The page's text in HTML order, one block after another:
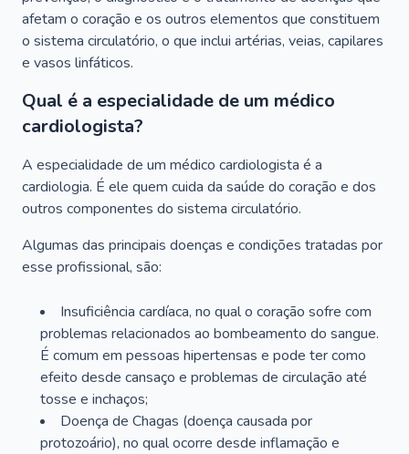
afetam o coração e os outros elementos que constituem
o sistema circulatório, o que inclui artérias, veias, capilares
e vasos linfáticos.
Qual é a especialidade de um médico
cardiologista?
A especialidade de um médico cardiologista é a
cardiologia. É ele quem cuida da saúde do coração e dos
outros componentes do sistema circulatório.
Algumas das principais doenças e condições tratadas por
esse profissional, são:
Insuficiência cardíaca, no qual o coração sofre com
problemas relacionados ao bombeamento do sangue.
É comum em pessoas hipertensas e pode ter como
efeito desde cansaço e problemas de circulação até
tosse e inchaços;
Doença de Chagas (doença causada por
protozoário), no qual ocorre desde inflamação e